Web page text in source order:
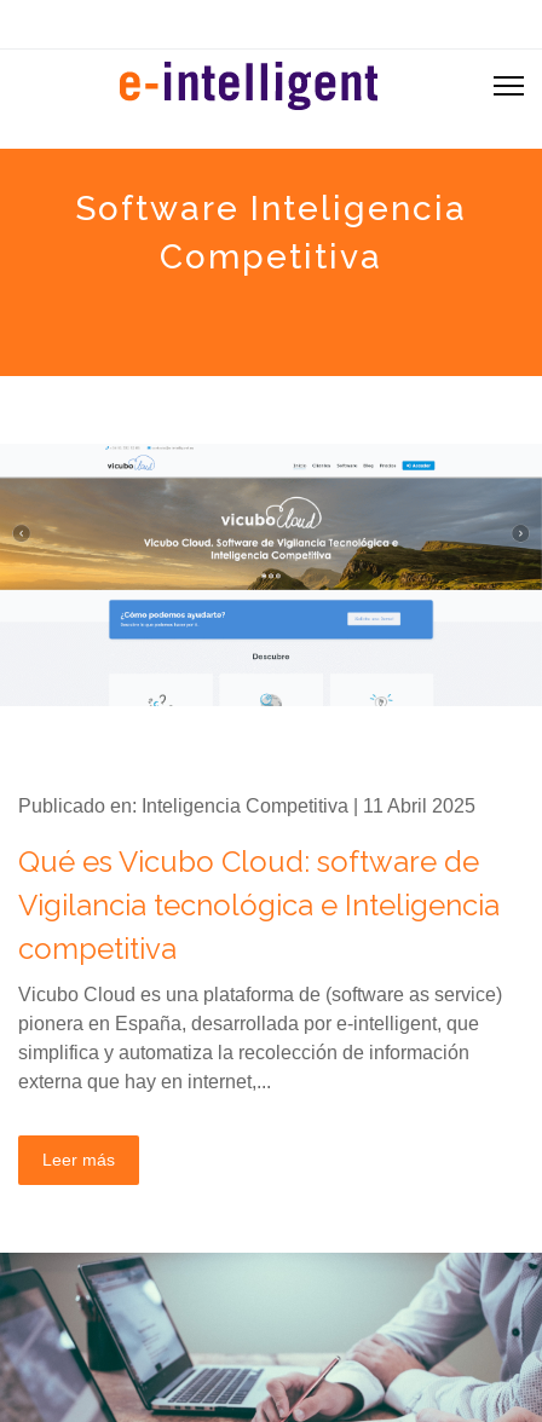
Software Inteligencia
Competitiva
Publicado en: Inteligencia Competitiva | 11 Abril 2025
Qué es Vicubo Cloud: software de
Vigilancia tecnológica e Inteligencia
competitiva
Vicubo Cloud es una plataforma de (software as service)
pionera en España, desarrollada por e-intelligent, que
simplifica y automatiza la recolección de información
externa que hay en internet,...
Leer más